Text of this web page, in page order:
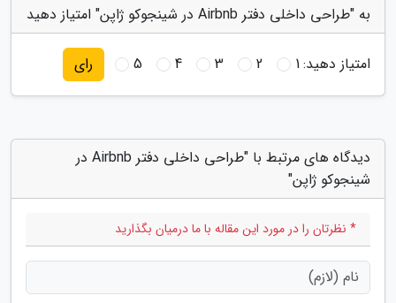
به "طراحی داخلی دفتر Airbnb در شینجوکو ژاپن" امتیاز دهید
امتیاز دهید:1
2
3
4
5 رای
دیدگاه های مرتبط با "طراحی داخلی دفتر Airbnb در
شینجوکو ژاپن"
* نظرتان را در مورد این مقاله با ما درمیان بگذارید